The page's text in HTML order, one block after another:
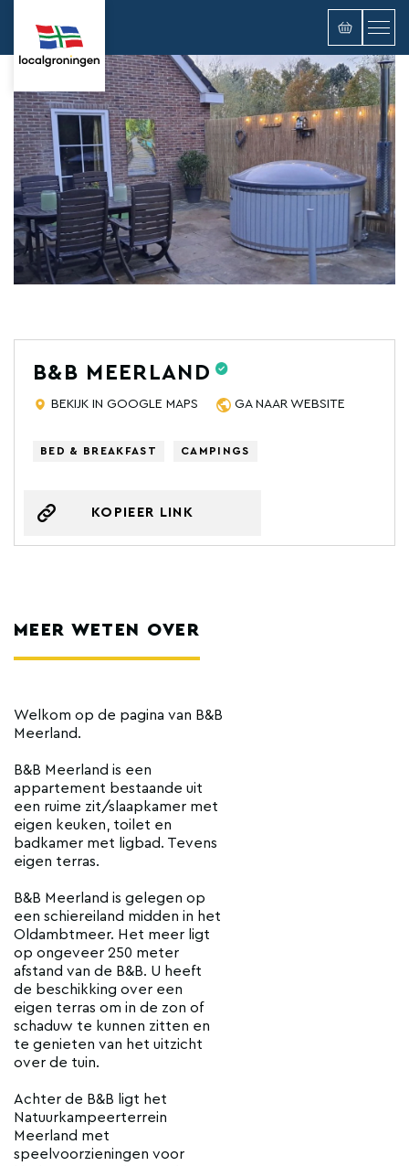
B&B MEERLAND
BEKIJK IN GOOGLE MAPS GA NAAR WEBSITE
BED & BREAKFAST CAMPINGS
KOPIEER LINK
MEER WETEN OVER
Welkom op de pagina van B&B
Meerland.
B&B Meerland is een
appartement bestaande uit
een ruime zit/slaapkamer met
eigen keuken, toilet en
badkamer met ligbad. Tevens
eigen terras.
B&B Meerland is gelegen op
een schiereiland midden in het
Oldambtmeer. Het meer ligt
op ongeveer 250 meter
afstand van de B&B. U heeft
de beschikking over een
eigen terras om in de zon of
schaduw te kunnen zitten en
te genieten van het uitzicht
over de tuin.
Achter de B&B ligt het
Natuurkampeerterrein
Meerland met
speelvoorzieningen voor